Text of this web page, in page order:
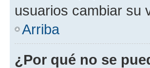
usuarios cambiar su
Arriba
¿Por qué no se